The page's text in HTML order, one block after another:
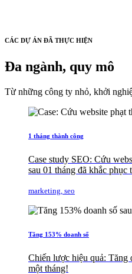
CÁC DỰ ÁN ĐÃ THỰC HIỆN
Đa ngành, quy mô
Từ những công ty nhỏ, khởi
1 tháng thành công
Case study SEO: Cứu
sau 01 tháng đã khắc phục
marketing, seo
Tăng 153% doanh số
Chiến lược hiệu quả: Tăng
một tháng!